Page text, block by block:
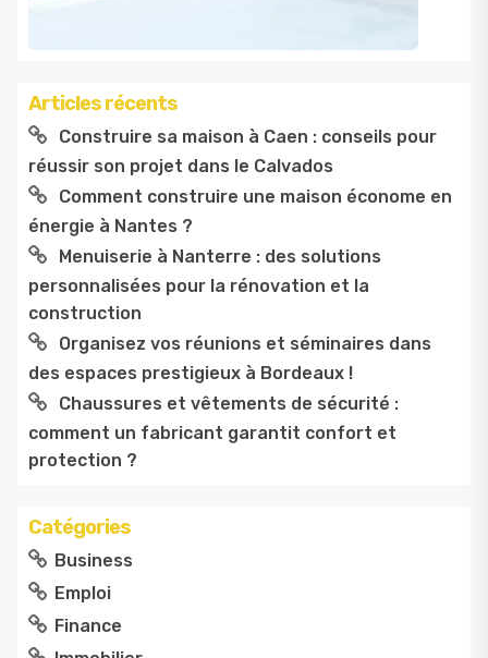
Articles récents
Construire sa maison à Caen : conseils pour
réussir son projet dans le Calvados
Comment construire une maison économe en
énergie à Nantes ?
Menuiserie à Nanterre : des solutions
personnalisées pour la rénovation et la
construction
Organisez vos réunions et séminaires dans
des espaces prestigieux à Bordeaux !
Chaussures et vêtements de sécurité :
comment un fabricant garantit confort et
protection ?
Catégories
Business
Emploi
Finance